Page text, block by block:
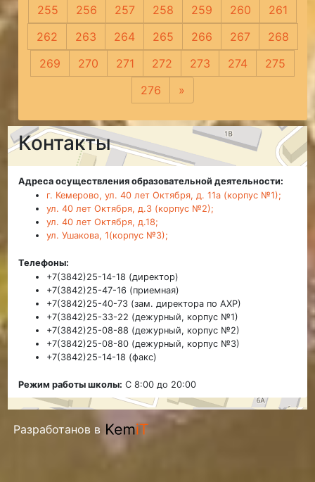
255
256 257 258 259 260
261
262
263 264 265 266 267
268
269
270 271 272 273 274
275
276
»
Контакты
Адреса осуществления образовательной деятельности:
г. Кемерово, ул. 40 лет Октября, д. 11а (корпус №1);
ул. 40 лет Октября, д.3 (корпус №2);
ул. 40 лет Октября, д.18;
ул. Ушакова, 1(корпус №3);
Телефоны:
+7(3842)25-14-18 (директор)
+7(3842)25-47-16 (приемная)
+7(3842)25-40-73 (зам. директора по АХР)
+7(3842)25-33-22 (дежурный, корпус №1)
+7(3842)25-08-88 (дежурный, корпус №2)
+7(3842)25-08-80 (дежурный, корпус №3)
+7(3842)25-14-18 (факс)
Режим работы школы: С 8:00 до 20:00
Разработанов в